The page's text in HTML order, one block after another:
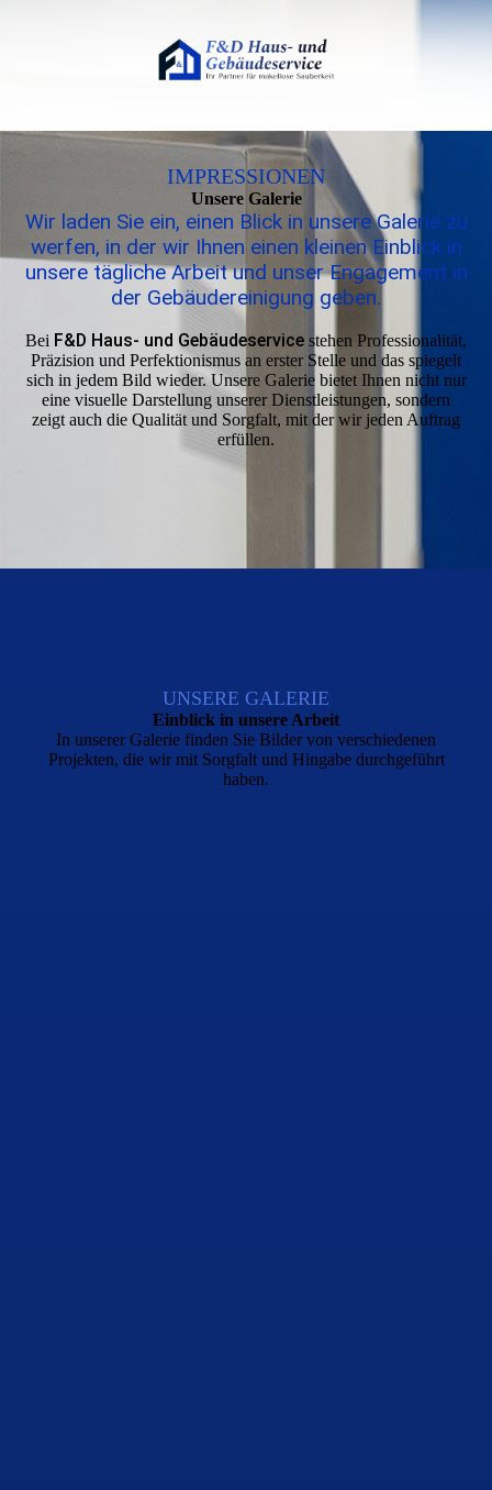
IMPRESSIONEN
Unsere Galerie
Wir laden Sie ein, einen Blick in unsere Galerie zu
werfen, in der wir Ihnen einen kleinen Einblick in
unsere tägliche Arbeit und unser Engagement in
der Gebäudereinigung geben.
Bei F&D Haus- und Gebäudeservice stehen Professionalität,
Präzision und Perfektionismus an erster Stelle und das spiegelt
sich in jedem Bild wieder. Unsere Galerie bietet Ihnen nicht nur
eine visuelle Darstellung unserer Dienstleistungen, sondern
zeigt auch die Qualität und Sorgfalt, mit der wir jeden Auftrag
erfüllen.
UNSERE GALERIE
Einblick in unsere Arbeit
In unserer Galerie finden Sie Bilder von verschiedenen
Projekten, die wir mit Sorgfalt und Hingabe durchgeführt
haben.